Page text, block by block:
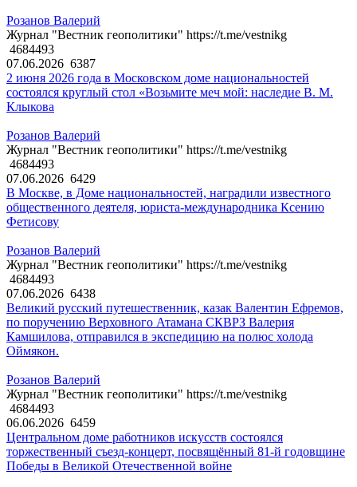
Розанов Валерий
Журнал "Вестник геополитики" https://t.me/vestnikg
4684493
07.06.2026 6387
2 июня 2026 года в Московском доме национальностей
состоялся круглый стол «Возьмите меч мой: наследие В. М.
Клыкова
Розанов Валерий
Журнал "Вестник геополитики" https://t.me/vestnikg
4684493
07.06.2026 6429
В Москве, в Доме национальностей, наградили известного
общественного деятеля, юриста-международника Ксению
Фетисову
Розанов Валерий
Журнал "Вестник геополитики" https://t.me/vestnikg
4684493
07.06.2026 6438
Великий русский путешественник, казак Валентин Ефремов,
по поручению Верховного Атамана СКВРЗ Валерия
Камшилова, отправился в экспедицию на полюс холода
Оймякон.
Розанов Валерий
Журнал "Вестник геополитики" https://t.me/vestnikg
4684493
06.06.2026 6459
Центральном доме работников искусств состоялся
торжественный съезд-концерт, посвящённый 81-й годовщине
Победы в Великой Отечественной войне